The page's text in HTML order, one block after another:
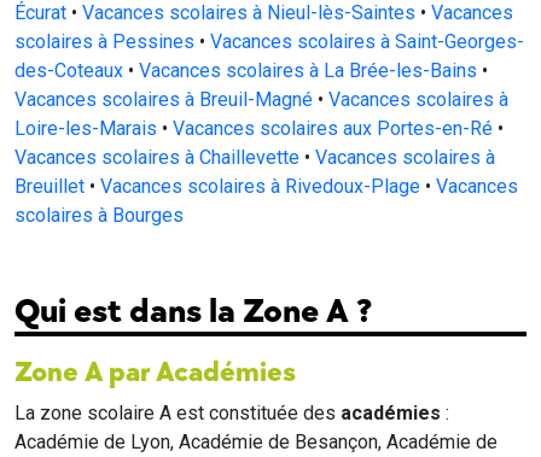
Écurat • Vacances scolaires à Nieul-lès-Saintes • Vacances
scolaires à Pessines • Vacances scolaires à Saint-Georges-
des-Coteaux • Vacances scolaires à La Brée-les-Bains •
Vacances scolaires à Breuil-Magné • Vacances scolaires à
Loire-les-Marais • Vacances scolaires aux Portes-en-Ré •
Vacances scolaires à Chaillevette • Vacances scolaires à
Breuillet • Vacances scolaires à Rivedoux-Plage • Vacances
scolaires à Bourges
Qui est dans la Zone A ?
Zone A par Académies
La zone scolaire A est constituée des académies :
Académie de Lyon, Académie de Besançon, Académie de